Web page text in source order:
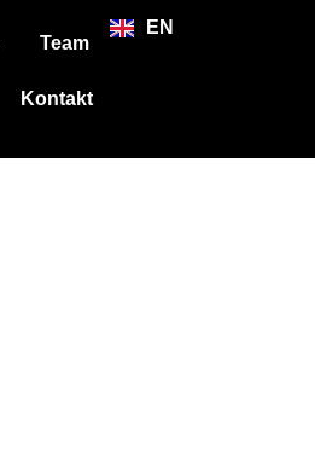
Team
Kontakt
EN